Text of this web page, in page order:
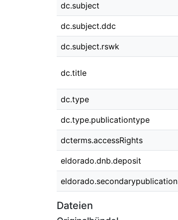
dc.subject
dc.subject.ddc
dc.subject.rswk
dc.title
dc.type
dc.type.publicationtype
dcterms.accessRights
eldorado.dnb.deposit
eldorado.secondarypublication
Dateien